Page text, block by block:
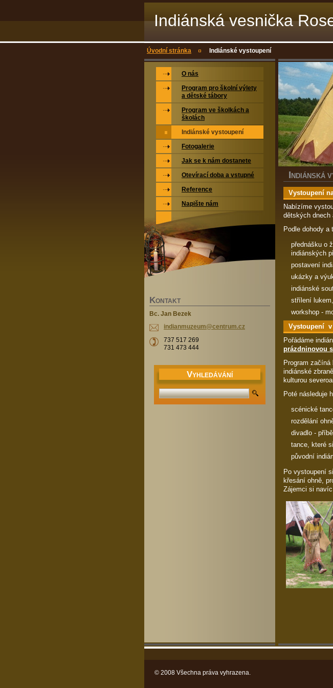
Indiánská vesnička
Úvodní stránka Indiánské vystoupení
I NDIÁNSKÁ
Vystoupení
Nabízíme
dětských dnech
Podle dohody
přednášku o
indiánských
postavení
ukázky a
indiánské
střílení
workshop -
Vystoupení
Pořádáme
prázdninovou
Program
indiánské
kulturou
Poté následuje
scénické
rozdělání
divadlo -
tance, které
původní
Po vystoupení
křesání ohně,
Zájemci si
O nás
Program pro školní výlety
a dětské tábory
Program ve školkách a
školách
Indiánské vystoupení
Fotogalerie
Jak se k nám dostanete
Otevírací doba a vstupné
Reference
Napište nám
KONTAKT
Bc. Jan Bezek
indianmuzeum@centrum.cz
737 517 269
731 473 444
VYHLEDÁVÁNÍ
© 2008 Všechna práva vyhrazena.